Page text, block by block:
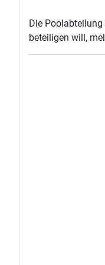
Die
beteiligen will,